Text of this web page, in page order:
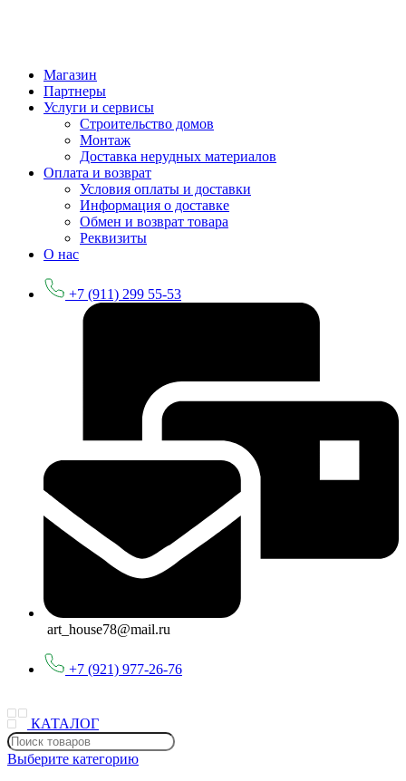
Магазин
Партнеры
Услуги и сервисы
Строительство домов
Монтаж
Доставка нерудных материалов
Оплата и возврат
Условия оплаты и доставки
Информация о доставке
Обмен и возврат товара
Реквизиты
О нас
+7 (911) 299 55-53
art_house78@mail.ru
+7 (921) 977-26-76
КАТАЛОГ
Выберите категорию